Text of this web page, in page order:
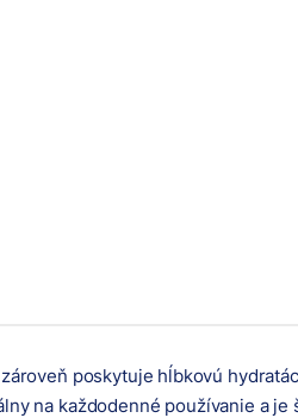
poskytuje hĺbkovú
na každodenné používanie a je